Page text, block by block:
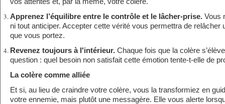
Apprenez l’équilibre entre le contrôle et le lâcher-prise. Vous
ni tout anticiper. Accepter cette vérité vous permettra de relâcher
que vous portez.
Revenez toujours à l'intérieur. Chaque fois que la colère
question : quel besoin non satisfait cette émotion tente-t-elle de
La colère comme alliée
Et si, au lieu de craindre votre colère, vous la transformiez en
votre ennemie, mais plutôt une messagère. Elle vous alerte